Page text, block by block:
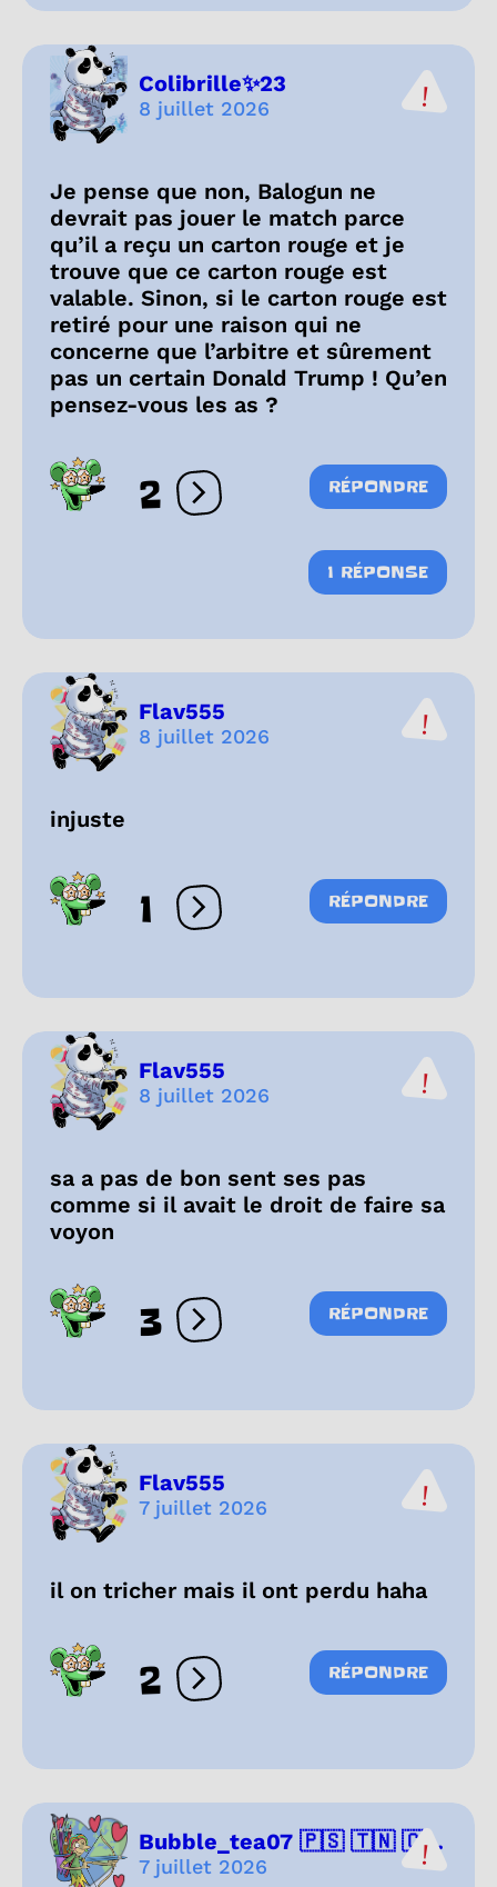
Colibrille✨23
8 juillet 2026
Je pense que non, Balogun ne
devrait pas jouer le match parce
qu’il a reçu un carton rouge et je
trouve que ce carton rouge est
valable. Sinon, si le carton rouge est
retiré pour une raison qui ne
concerne que l’arbitre et sûrement
pas un certain Donald Trump ! Qu’en
pensez-vous les as ?
2 Ouvrir les réactions
RÉPONDRE
1 RÉPONSE
Flav555
8 juillet 2026
injuste
1 Ouvrir les réactions
RÉPONDRE
Flav555
8 juillet 2026
sa a pas de bon sent ses pas
comme si il avait le droit de faire sa
voyon
3 Ouvrir les réactions
RÉPONDRE
Flav555
7 juillet 2026
il on tricher mais il ont perdu haha
2 Ouvrir les réactions
RÉPONDRE
Bubble_tea07 🇵🇸 🇹🇳 🇨...
7 juillet 2026